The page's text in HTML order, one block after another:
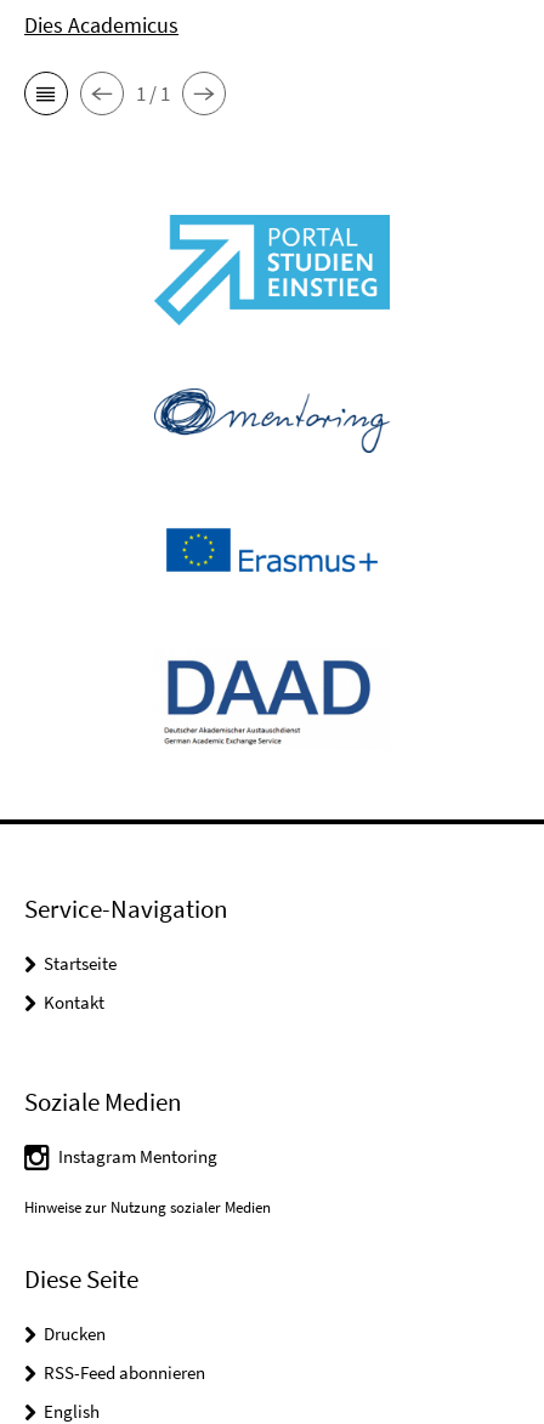
Dies Academicus
1 / 1
Service-Navigation
Startseite
Kontakt
Soziale Medien
Instagram Mentoring
Hinweise zur Nutzung sozialer Medien
Diese Seite
Drucken
RSS-Feed abonnieren
English